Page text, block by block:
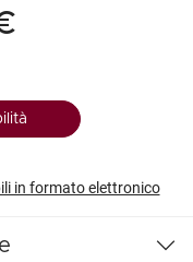
in formato elettronico